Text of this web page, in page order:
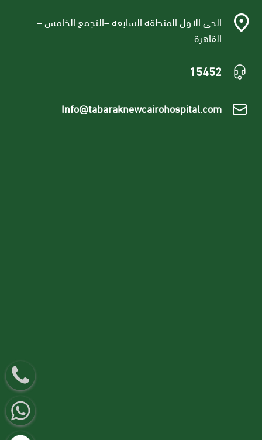
الحى الاول المنطقة السابعة –التجمع الخامس –
القاهرة
15452
Info@tabaraknewcairohospital.com